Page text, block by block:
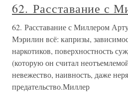
62. Расставание с
62. Расставание с Миллером
Мэрилин всё: капризы,
наркотиков, поверхностность
(которую он считал
невежество, наивность, даже
предательство.Миллер